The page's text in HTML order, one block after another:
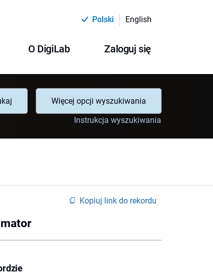
Polski English
O DigiLab Zaloguj się
Więcej opcji wyszukiwania
Instrukcja wyszukiwania
Kopiuj link do rekordu